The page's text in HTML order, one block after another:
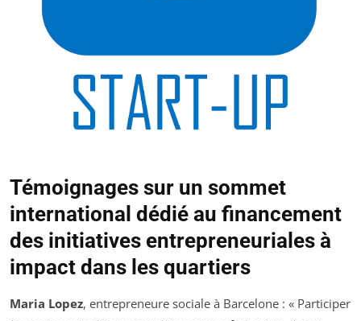
Témoignages sur un sommet
international dédié au financement
des initiatives entrepreneuriales à
impact dans les quartiers
Maria Lopez, entrepreneure sociale à Barcelone : « Participer